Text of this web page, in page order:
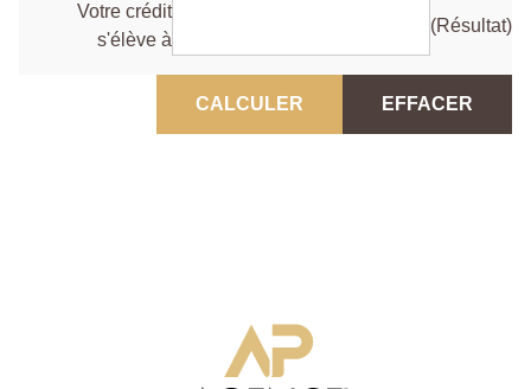
Votre crédit
s'élève à
(Résultat)
CALCULER EFFACER